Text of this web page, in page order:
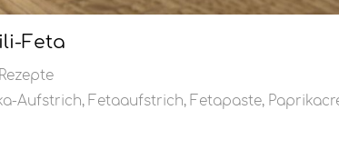
Feta
Rezepte
Aufstrich, Fetaaufstrich, Fetapaste,